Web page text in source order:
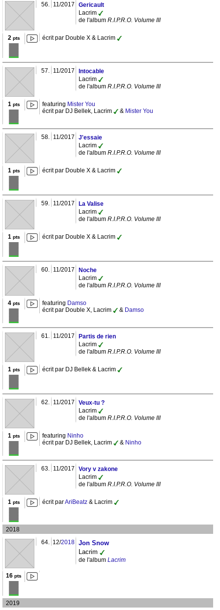
56. 11/2017
Gericault
Lacrim
de l'album R.I.P.R.O. Volume III
2 pts écrit par Double X & Lacrim
57. 11/2017
Intocable
Lacrim
de l'album R.I.P.R.O. Volume III
1 pts featuring Mister You
écrit par DJ Bellek, Lacrim
& Mister You
58. 11/2017
J'essaie
Lacrim
de l'album R.I.P.R.O. Volume III
1 pts écrit par Double X & Lacrim
59. 11/2017
La Valise
Lacrim
de l'album R.I.P.R.O. Volume III
1 pts écrit par Double X & Lacrim
60. 11/2017
Noche
Lacrim
de l'album R.I.P.R.O. Volume III
4pts featuring Damso
écrit par Double X, Lacrim
& Damso
61. 11/2017
Partis de rien
Lacrim
de l'album R.I.P.R.O. Volume III
1 pts écrit par DJ Bellek & Lacrim
62. 11/2017
Veux-tu ?
Lacrim
de l'album R.I.P.R.O. Volume III
1 pts featuring Ninho
écrit par DJ Bellek, Lacrim
& Ninho
63. 11/2017
Vory v zakone
Lacrim
de l'album R.I.P.R.O. Volume III
1 pts écrit parAriBeatz & Lacrim
2018
64. 12/2018 Jon Snow
Lacrim
de l'album Lacrim
16 pts
2019